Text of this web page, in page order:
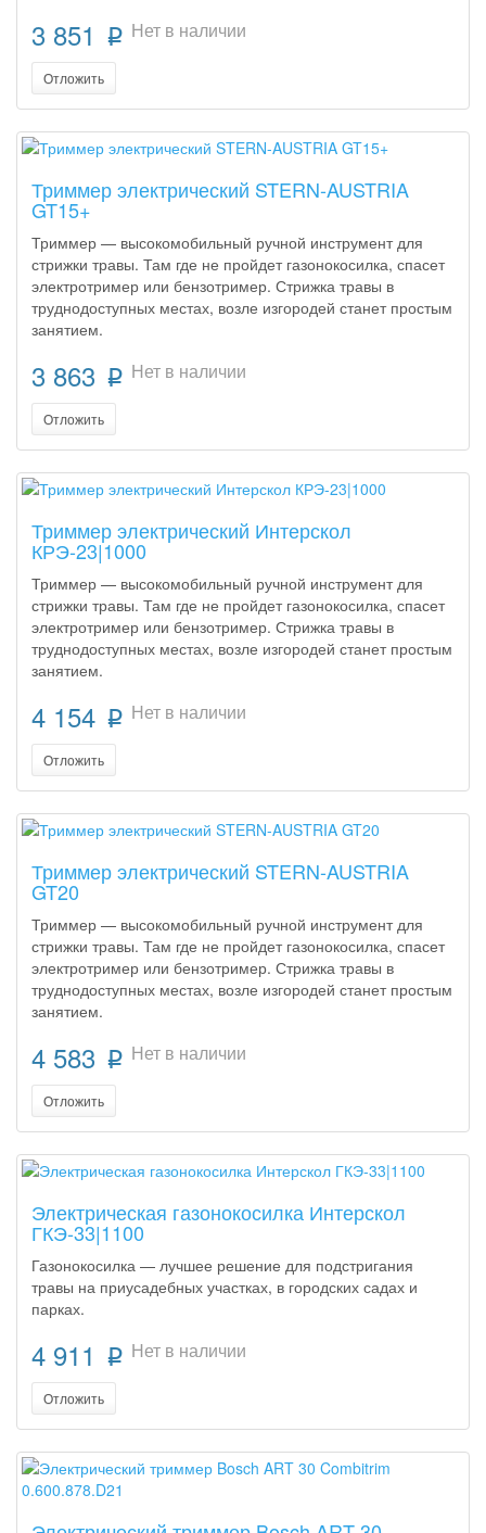
3 851 p Нет в наличии
Отложить
Триммер электрический STERN-AUSTRIA
GT15+
Триммер — высокомобильный ручной инструмент для
стрижки травы. Там где не пройдет газонокосилка, спасет
электротример или бензотример. Стрижка травы в
труднодоступных местах, возле изгородей станет простым
занятием.
3 863 p Нет в наличии
Отложить
Триммер электрический Интерскол
КРЭ-23|1000
Триммер — высокомобильный ручной инструмент для
стрижки травы. Там где не пройдет газонокосилка, спасет
электротример или бензотример. Стрижка травы в
труднодоступных местах, возле изгородей станет простым
занятием.
4 154 p Нет в наличии
Отложить
Триммер электрический STERN-AUSTRIA
GT20
Триммер — высокомобильный ручной инструмент для
стрижки травы. Там где не пройдет газонокосилка, спасет
электротример или бензотример. Стрижка травы в
труднодоступных местах, возле изгородей станет простым
занятием.
4 583 p Нет в наличии
Отложить
Электрическая газонокосилка Интерскол
ГКЭ-33|1100
Газонокосилка — лучшее решение для подстригания
травы на приусадебных участках, в городских садах и
парках.
4 911 p Нет в наличии
Отложить